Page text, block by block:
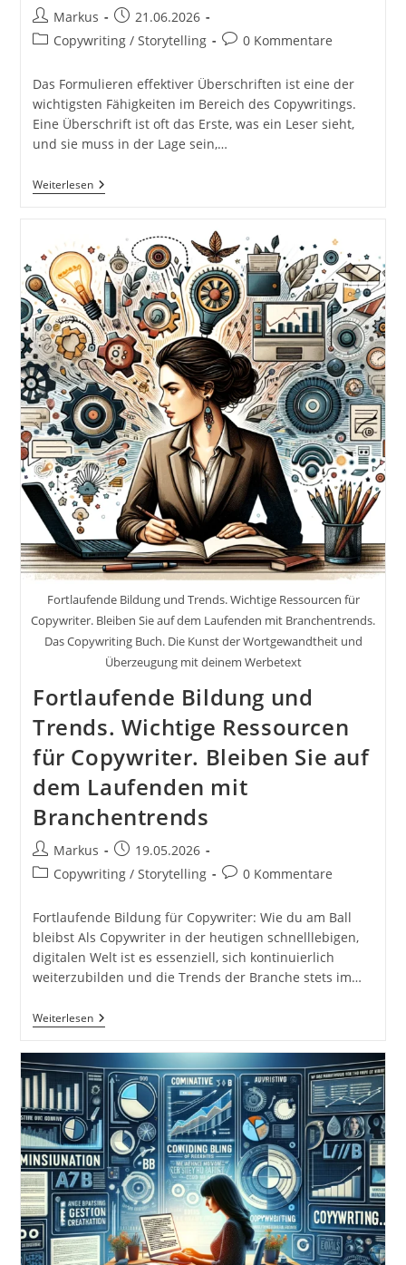
Beitrags-
Autor:
Markus
Beitrag
veröffentlicht:
21.06.2026
Beitrags-
Copywriting / Storytelling
Beitrags-
0 Kommentare
Das Formulieren effektiver Überschriften ist eine der
wichtigsten Fähigkeiten im Bereich des Copywritings.
Eine Überschrift ist oft das Erste, was ein Leser sieht,
und sie muss in der Lage sein,…
WeiterlesenFormulierung
Effektiver
Eines
Starken
Einstiegs.
Methoden
Zur
Leserbindung.
Das
Copywriting
Buch.
Die
Kunst
Der
Wortgewandtheit
Und
Überzeugung
Mit
Deinem
Werbetext
Inkl.
37
Tipps
Und
Tricks
Fortlaufende Bildung und Trends. Wichtige Ressourcen für
Copywriter. Bleiben Sie auf dem Laufenden mit Branchentrends.
Das Copywriting Buch. Die Kunst der Wortgewandtheit und
Überzeugung mit deinem Werbetext
Fortlaufende Bildung und
Trends. Wichtige Ressourcen
für Copywriter. Bleiben Sie auf
dem Laufenden mit
Branchentrends
Beitrags-
Autor:
Markus
Beitrag
veröffentlicht:
19.05.2026
Beitrags-
Copywriting / Storytelling
Beitrags-
0 Kommentare
Fortlaufende Bildung für Copywriter: Wie du am Ball
bleibst Als Copywriter in der heutigen schnelllebigen,
digitalen Welt ist es essenziell, sich kontinuierlich
weiterzubilden und die Trends der Branche stets im…
WeiterlesenFortlaufende
Bildung
Wichtige
Ressourcen
Für
Copywriter.
Bleiben
Sie
Auf
Dem
Laufenden
Mit
Branchentrends